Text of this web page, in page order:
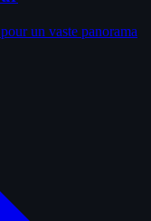
un vaste panorama